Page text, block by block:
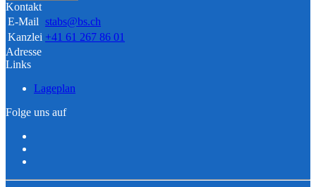
Kontakt
E-Mail stabs@bs.ch
Kanzlei +41 61 267 86 01
Adresse
Links
Lageplan
Folge uns auf